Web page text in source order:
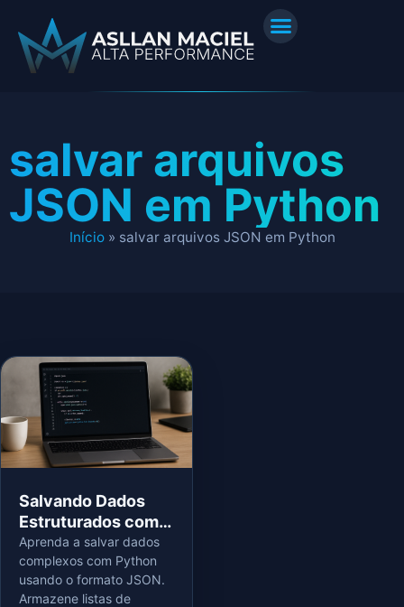
salvar arquivos
JSON em Python
Início» salvar arquivos JSON em Python
Salvando Dados
Estruturados com
JSON em Python
Aprenda a salvar dados
complexos com Python
usando o formato JSON.
Armazene listas de